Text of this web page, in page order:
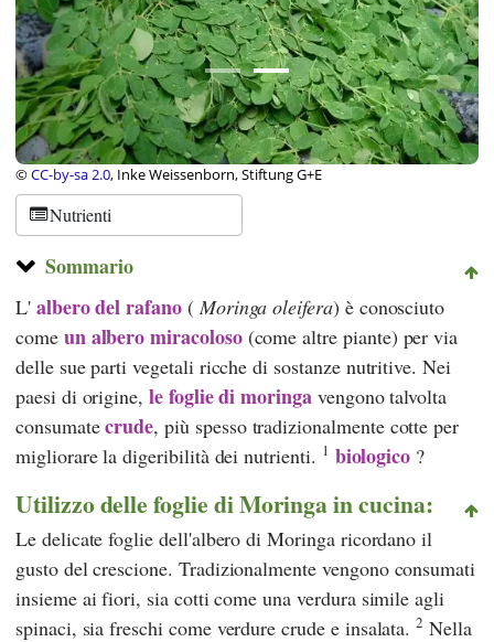
©CC-by-sa 2.0, Inke Weissenborn, Stiftung G+E
Nutrienti
Sommario
L' albero del rafano( Moringa oleifera) è conosciuto
come un albero miracoloso(come altre piante) per via
delle sue parti vegetali ricche di sostanze nutritive. Nei
paesi di origine,le foglie di moringavengono talvolta
consumatecrude, più spesso tradizionalmente cotte per
migliorare la digeribilità dei nutrienti. 1 biologico ?
Utilizzo delle foglie di Moringa in cucina:
Le delicate foglie dell'albero di Moringa ricordano il
gusto del crescione. Tradizionalmente vengono consumati
insieme ai fiori, sia cotti come una verdura simile agli
spinaci, sia freschi come verdure crude e insalata.2 Nella